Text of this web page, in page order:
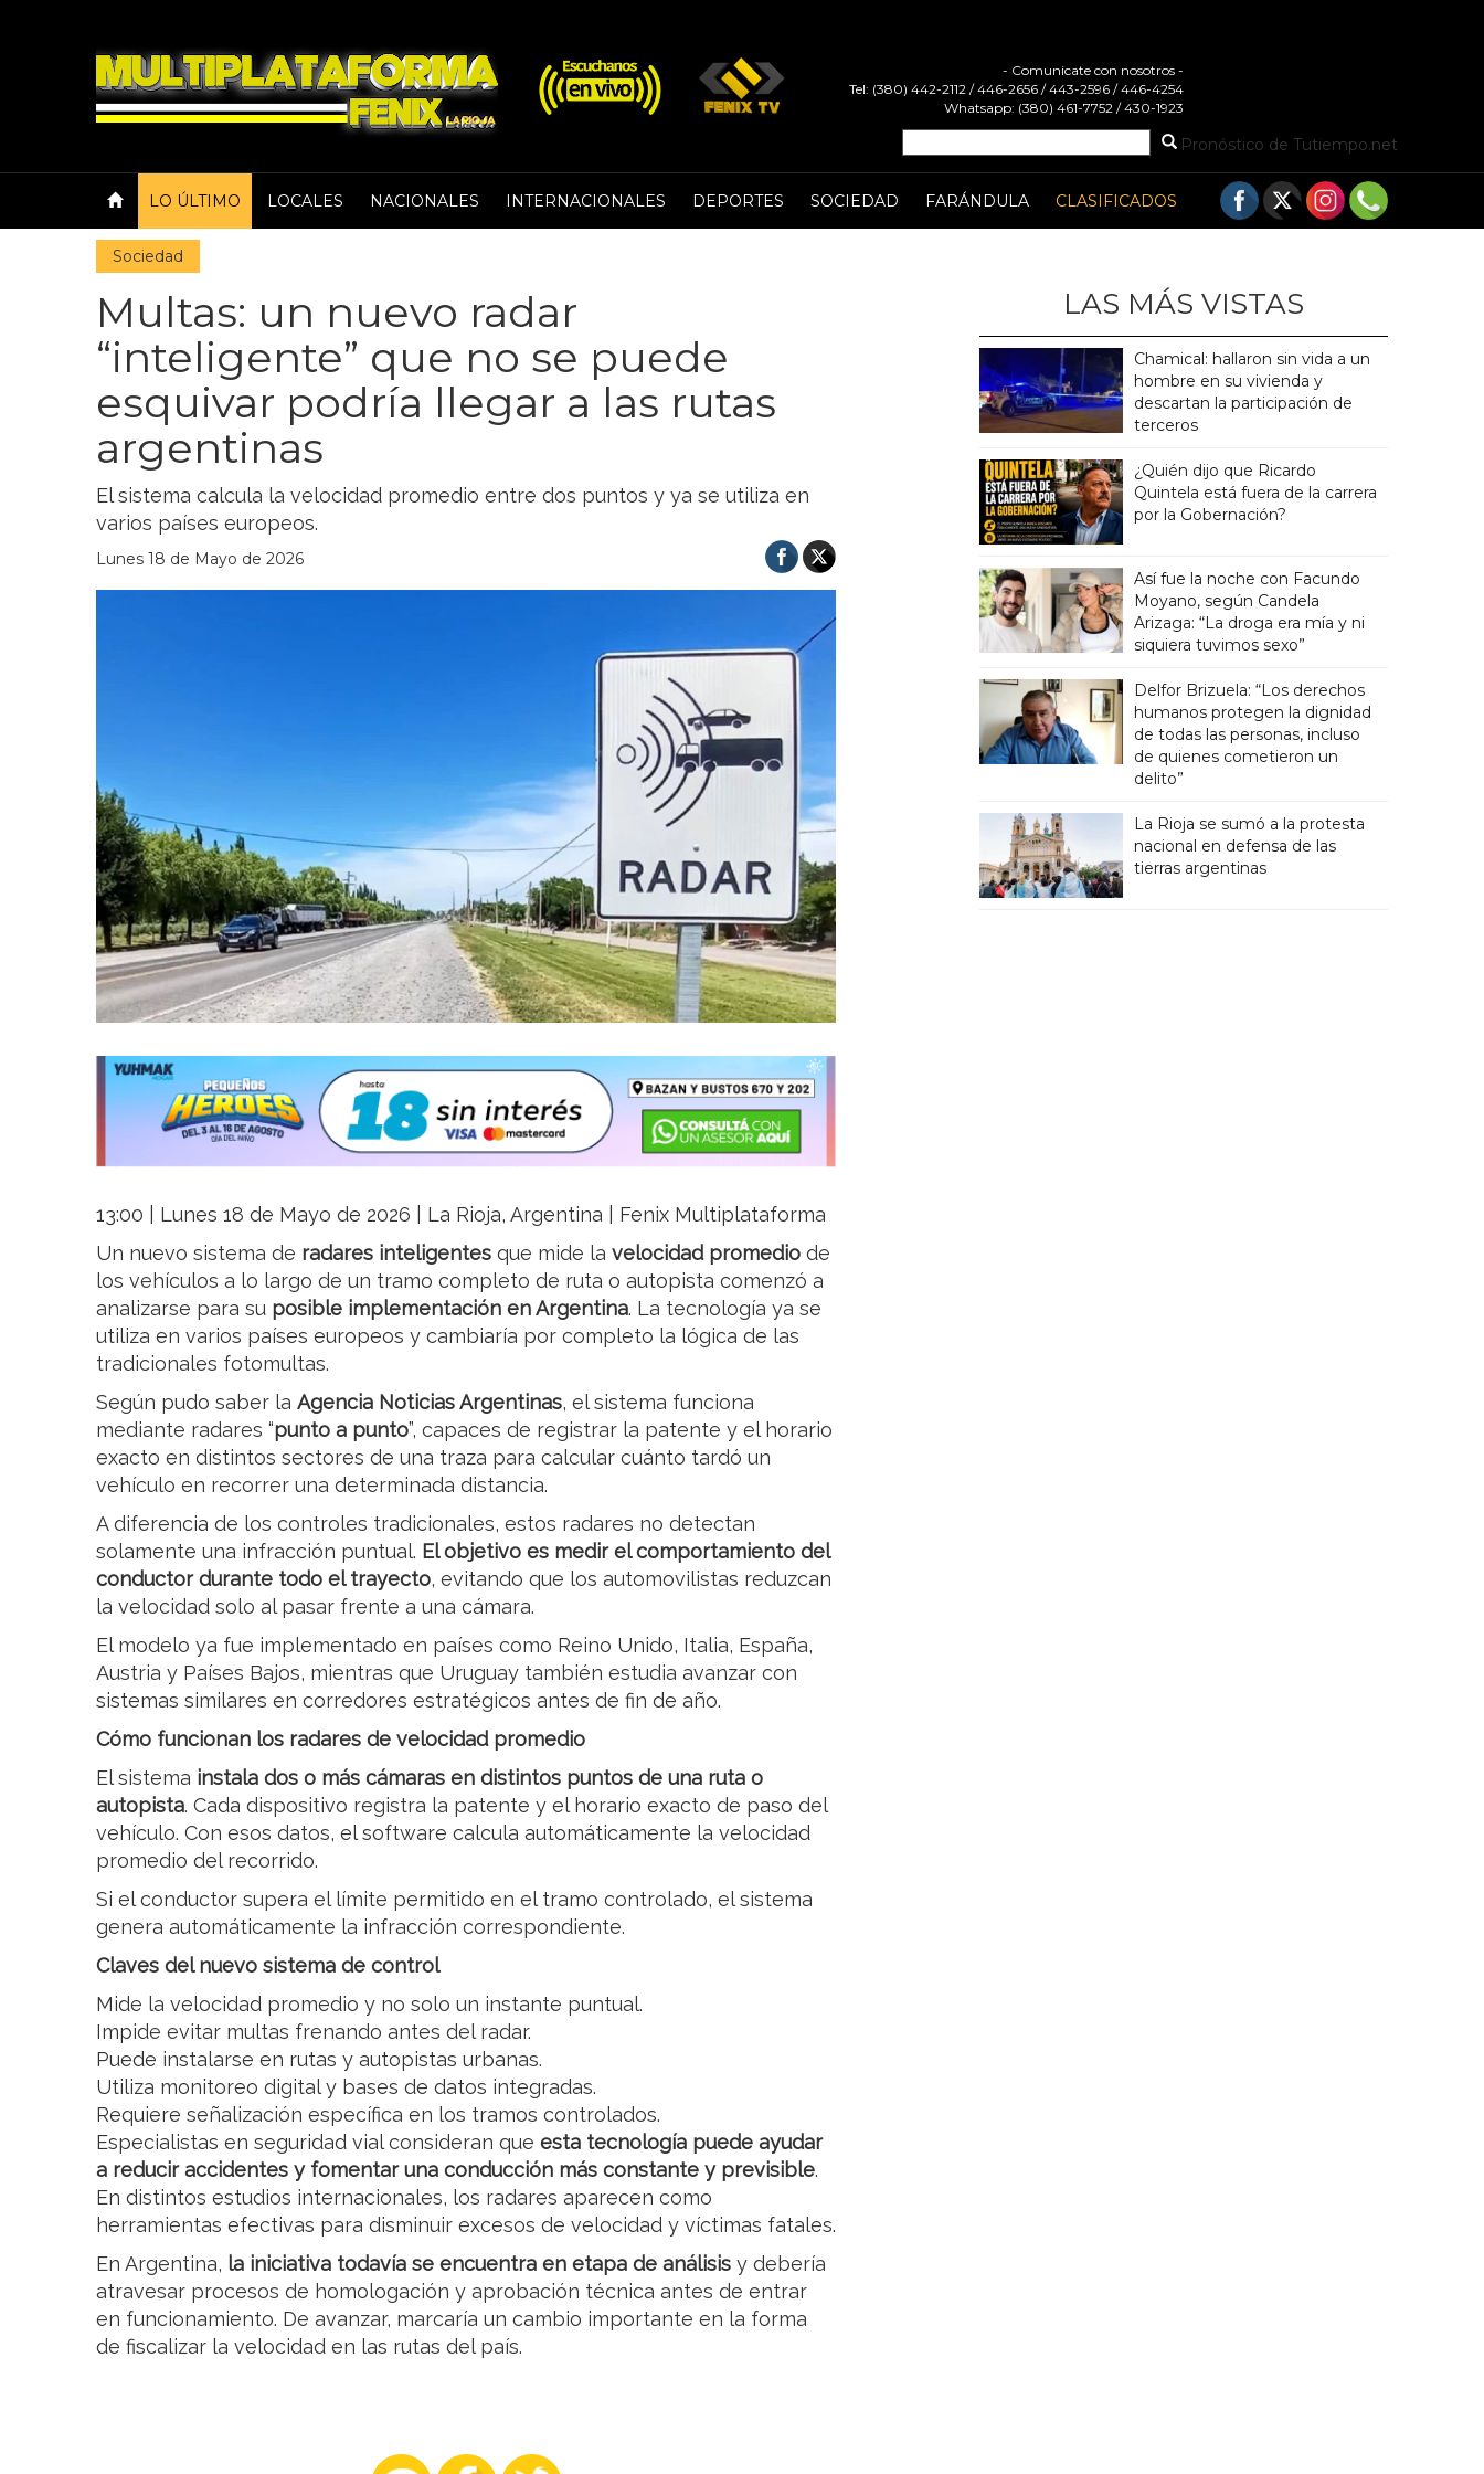
- Comunicate con nosotros -
Tel: (380) 442-2112 / 446-2656 / 443-2596 / 446-4254
Whatsapp: (380) 461-7752 / 430-1923
Pronóstico de Tutiempo.net
LO ÚLTIMO LOCALES NACIONALES INTERNACIONALES DEPORTES SOCIEDAD FARÁNDULA CLASIFICADOS
Sociedad
Multas: un nuevo radar
“inteligente” que no se puede
esquivar podría llegar a las rutas
argentinas
El sistema calcula la velocidad promedio entre dos puntos y ya se utiliza en
varios países europeos.
Lunes 18 de Mayo de 2026
13:00 | Lunes 18 de Mayo de 2026 | La Rioja, Argentina | Fenix Multiplataforma
Un nuevo sistema de radares inteligentes que mide la velocidad promedio de
los vehículos a lo largo de un tramo completo de ruta o autopista comenzó a
analizarse para su posible implementación en Argentina. La tecnología ya se
utiliza en varios países europeos y cambiaría por completo la lógica de las
tradicionales fotomultas.
Según pudo saber la Agencia Noticias Argentinas, el sistema funciona
mediante radares “punto a punto”, capaces de registrar la patente y el horario
exacto en distintos sectores de una traza para calcular cuánto tardó un
vehículo en recorrer una determinada distancia.
A diferencia de los controles tradicionales, estos radares no detectan
solamente una infracción puntual. El objetivo es medir el comportamiento del
conductor durante todo el trayecto, evitando que los automovilistas reduzcan
la velocidad solo al pasar frente a una cámara.
El modelo ya fue implementado en países como Reino Unido, Italia, España,
Austria y Países Bajos, mientras que Uruguay también estudia avanzar con
sistemas similares en corredores estratégicos antes de fin de año.
Cómo funcionan los radares de velocidad promedio
El sistema instala dos o más cámaras en distintos puntos de una ruta o
autopista. Cada dispositivo registra la patente y el horario exacto de paso del
vehículo. Con esos datos, el software calcula automáticamente la velocidad
promedio del recorrido.
Si el conductor supera el límite permitido en el tramo controlado, el sistema
genera automáticamente la infracción correspondiente.
Claves del nuevo sistema de control
Mide la velocidad promedio y no solo un instante puntual.
Impide evitar multas frenando antes del radar.
Puede instalarse en rutas y autopistas urbanas.
Utiliza monitoreo digital y bases de datos integradas.
Requiere señalización específica en los tramos controlados.
Especialistas en seguridad vial consideran que esta tecnología puede ayudar
a reducir accidentes y fomentar una conducción más constante y previsible.
En distintos estudios internacionales, los radares aparecen como
herramientas efectivas para disminuir excesos de velocidad y víctimas fatales.
En Argentina, la iniciativa todavía se encuentra en etapa de análisis y debería
atravesar procesos de homologación y aprobación técnica antes de entrar
en funcionamiento. De avanzar, marcaría un cambio importante en la forma
de fiscalizar la velocidad en las rutas del país.
LAS MÁS VISTAS
Chamical: hallaron sin vida a un
hombre en su vivienda y
descartan la participación de
terceros
¿Quién dijo que Ricardo
Quintela está fuera de la carrera
por la Gobernación?
Así fue la noche con Facundo
Moyano, según Candela
Arizaga: “La droga era mía y ni
siquiera tuvimos sexo”
Delfor Brizuela: “Los derechos
humanos protegen la dignidad
de todas las personas, incluso
de quienes cometieron un
delito”
La Rioja se sumó a la protesta
nacional en defensa de las
tierras argentinas